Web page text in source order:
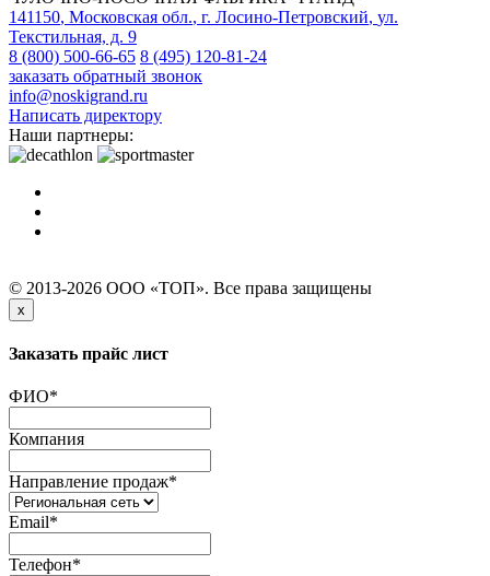
141150, Московская обл., г. Лосино-Петровский, ул.
Текстильная, д. 9
8 (800) 500-66-65 8 (495) 120-81-24
заказать обратный звонок
info@noskigrand.ru
Написать директору
Наши партнеры:
© 2013-2026 ООО «ТОП». Все права защищены
x
Заказать прайс лист
ФИО*
Компания
Направление продаж*
Email*
Телефон*